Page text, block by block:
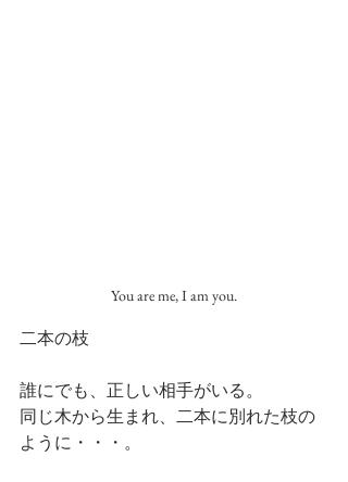
You are me, I am you.
二本の枝
誰にでも、正しい相手がいる。
同じ木から生まれ、二本に別れた枝の
ように・・・。